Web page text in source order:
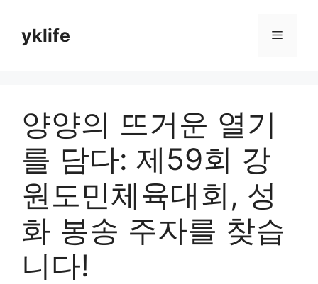
contentyklife Menu
양양의 뜨거운 열기
를 담다: 제59회 강
원도민체육대회, 성
화 봉송 주자를 찾습
니다!